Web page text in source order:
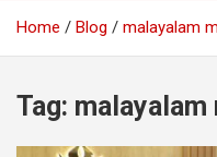
Home Blog malayalam
Tag: malayalam